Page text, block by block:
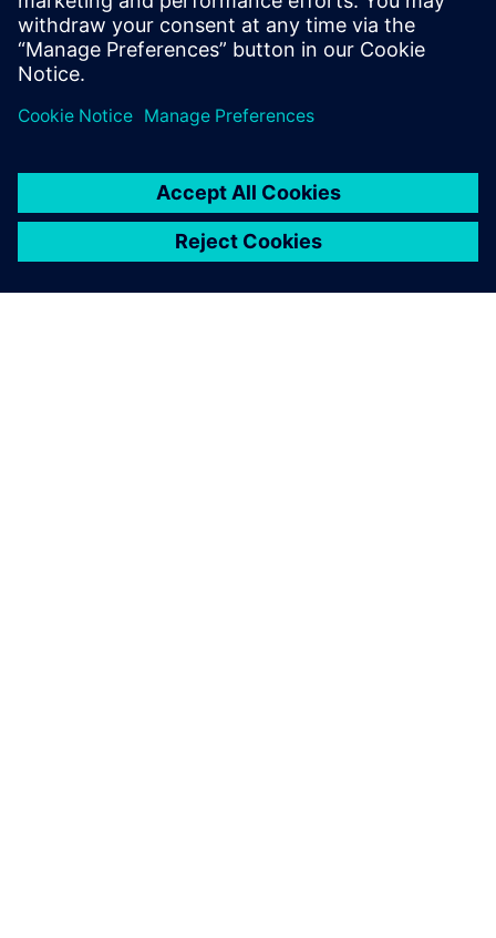
生产线设计和 Teamcenter 制造之类制造应用程序。其他行
业定制解决方案只能望其项背。
观看本次网络研讨会，了解有关 Teamcenter X 制造应用程
序的更多精彩内容。